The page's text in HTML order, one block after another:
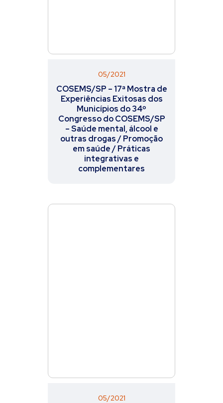
05/2021
COSEMS/SP – 17ª Mostra de
Experiências Exitosas dos
Municípios do 34º
Congresso do COSEMS/SP
– Saúde mental, álcool e
outras drogas / Promoção
em saúde / Práticas
integrativas e
complementares
05/2021